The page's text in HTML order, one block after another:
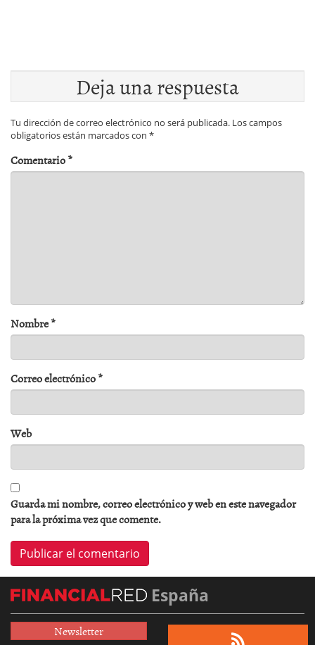
Deja una respuesta
Tu dirección de correo electrónico no será publicada. Los campos
obligatorios están marcados con *
Comentario*
Nombre*
Correo electrónico*
Web
Guarda mi nombre, correo electrónico y web en este navegador
para la próxima vez que comente.
España
Newsletter